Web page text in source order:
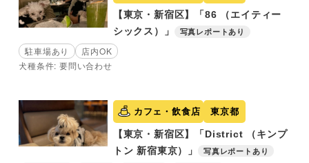
【東京・新宿区】「86 （エイティー
シックス）」
写真レポートあり
駐車場あり
店内OK
犬種条件: 要問い合わせ
カフェ・飲食店 東京都
【東京・新宿区】「District （キンプ
トン 新宿東京）」
写真レポートあり